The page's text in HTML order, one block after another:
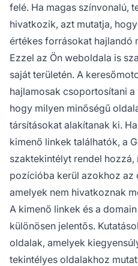
felé. Ha magas színvonalú,
hivatkozik, azt mutatja,
értékes forrásokat hajlandó
Ezzel az Ön weboldala is
saját területén. A
hajlamosak csoportosítani
hogy milyen minőségű
társításokat alakítanak ki.
kimenő linkek találhatók, a
szaktekintélyt rendel
pozícióba kerül azokhoz az
amelyek nem hivatkoznak
A kimenő linkek és a
különösen jelentős.
oldalak, amelyek
tekintélyes oldalakhoz